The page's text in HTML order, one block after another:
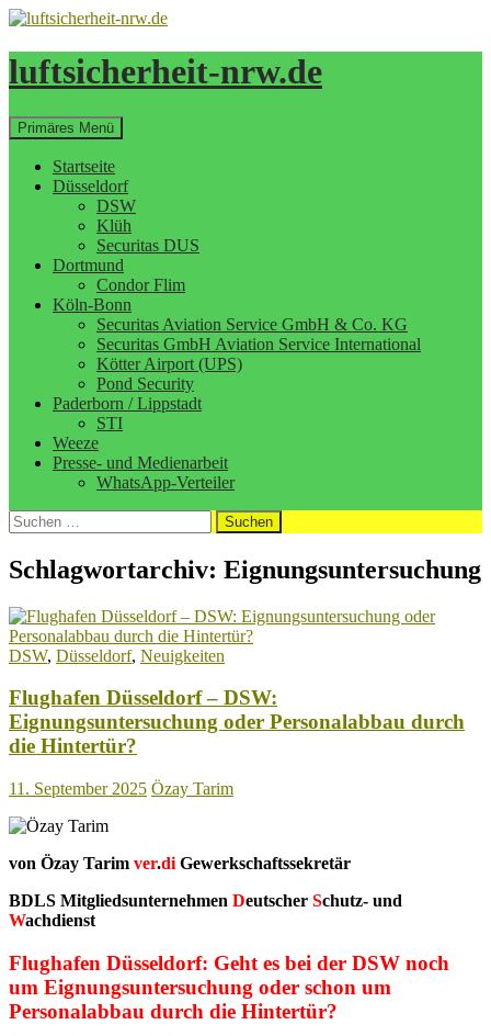
Zum
springen
luftsicherheit-nrw.de
Suchen
Primäres Menü
Startseite
Düsseldorf
DSW
Klüh
Securitas DUS
Dortmund
Condor Flim
Köln-Bonn
Securitas Aviation Service GmbH & Co. KG
Securitas GmbH Aviation Service International
Kötter Airport (UPS)
Pond Security
Paderborn / Lippstadt
STI
Weeze
Presse- und Medienarbeit
WhatsApp-Verteiler
Suchen
nach:
Schlagwortarchiv: Eignungsuntersuchung
DSW, Düsseldorf, Neuigkeiten
Flughafen Düsseldorf – DSW:
Eignungsuntersuchung oder Personalabbau durch
die Hintertür?
11. September 2025 Özay Tarim
von Özay Tarim ver.di Gewerkschaftssekretär
BDLS Mitgliedsunternehmen Deutscher Schutz- und
Wachdienst
Flughafen Düsseldorf: Geht es bei der DSW noch
um Eignungsuntersuchung oder schon um
Personalabbau durch die Hintertür?